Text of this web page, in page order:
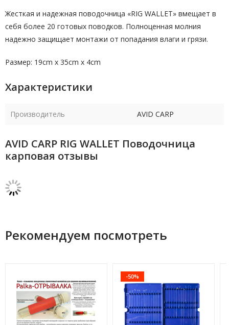
Жесткая и надежная поводочница «RIG WALLET» вмещает в
себя более 20 готовых поводков. Полноценная молния
надежно защищает монтажи от попадания влаги и грязи.
Размер: 19cm x 35cm x 4cm
Характеристики
Производитель AVID CARP
AVID CARP RIG WALLET Поводочница
карповая отзывы
Рекомендуем посмотреть
-50%